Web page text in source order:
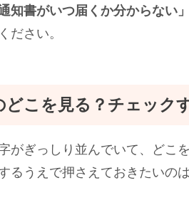
知書がいつ届くか分からな
ださい。
どこを見る？チェック
がぎっしり並んでいて、どこ
るうえで押さえておきたいの